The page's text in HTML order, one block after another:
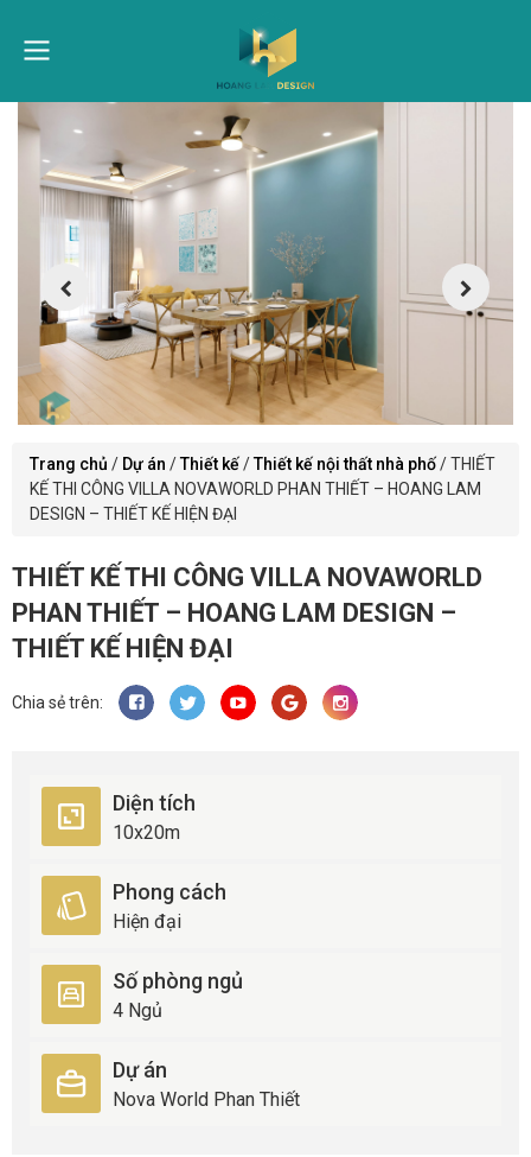
Trang chủ / Dự án /Thiết kế/Thiết kế nội thất nhà phố/THIẾT
KẾ THI CÔNG VILLA NOVAWORLD PHAN THIẾT – HOANG LAM
DESIGN – THIẾT KẾ HIỆN ĐẠI
THIẾT KẾ THI CÔNG VILLA NOVAWORLD
PHAN THIẾT – HOANG LAM DESIGN –
THIẾT KẾ HIỆN ĐẠI
Chia sẻ trên:
Diện tích
10x20m
Phong cách
Hiện đại
Số phòng ngủ
4 Ngủ
Dự án
Nova World Phan Thiết